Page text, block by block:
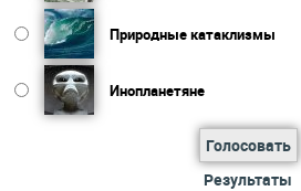
Природные катаклизмы
Инопланетяне
Голосовать
Результаты